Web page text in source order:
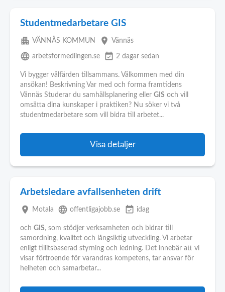
Studentmedarbetare GIS
apartment VÄNNÄS KOMMUN place Vännäs
language arbetsformedlingen.se event_available 2 dagar sedan
Vi bygger välfärden tillsammans. Välkommen med din
ansökan! Beskrivning Var med och forma framtidens
Vännäs Studerar du samhällsplanering eller GIS och vill
omsätta dina kunskaper i praktiken? Nu söker vi två
studentmedarbetare som vill bidra till arbetet...
Visa detaljer
Arbetsledare avfallsenheten drift
place Motala language offentligajobb.se event_available idag
och GIS, som stödjer verksamheten och bidrar till
samordning, kvalitet och långsiktig utveckling. Vi arbetar
enligt tillitsbaserad styrning och ledning. Det innebär att vi
visar förtroende för varandras kompetens, tar ansvar för
helheten och samarbetar...